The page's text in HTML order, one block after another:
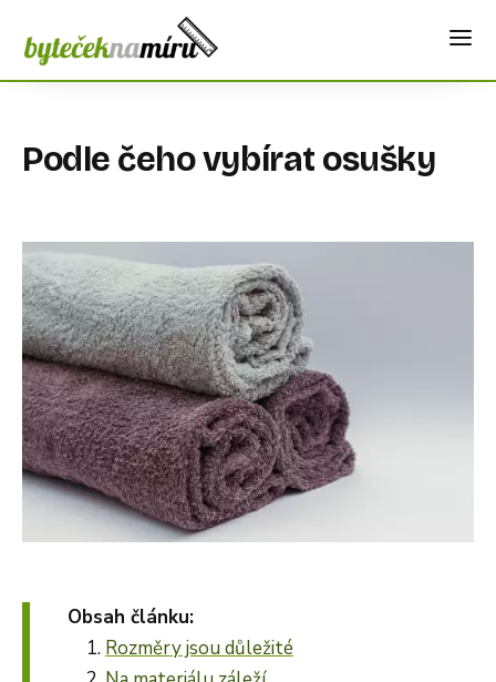
Podle čeho vybírat osušky
Obsah článku:
Rozměry jsou důležité